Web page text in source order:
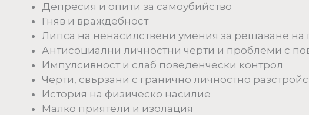
Депресия и опити за самоубийство
Гняв и враждебност
Липса на ненасилствени умения за решаване
Антисоциални личностни черти и проблеми с
Импулсивност и слаб поведенчески контрол
Черти, свързани с гранично личностно
История на физическо насилие
Малко приятели и изолация